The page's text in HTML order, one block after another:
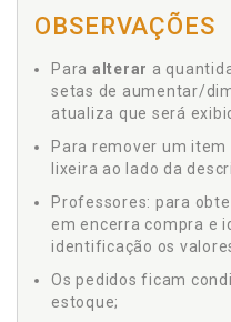
OBSERVAÇÕES
Para alterar a
setas de aumentar/
atualiza que será
Para remover um
lixeira ao lado da
Professores: para
em encerra compra e
identificação os
Os pedidos ficam
estoque;